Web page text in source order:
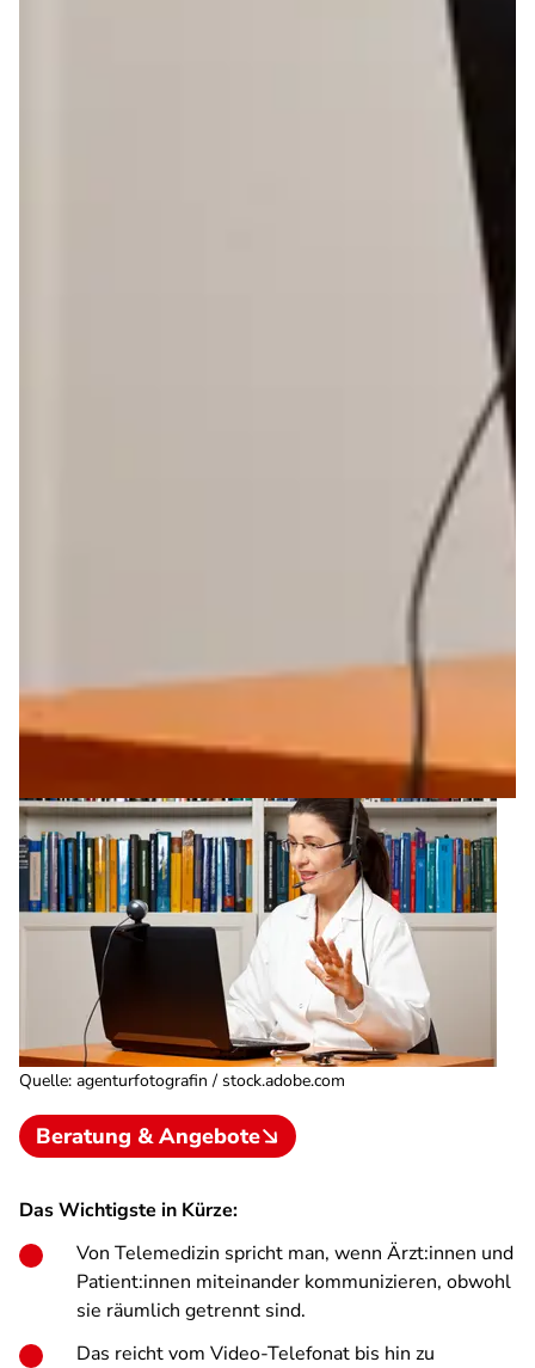
Quelle: agenturfotografin / stock.adobe.com
Beratung & Angebote
Das Wichtigste in Kürze:
Von Telemedizin spricht man, wenn Ärzt:innen und
Patient:innen miteinander kommunizieren, obwohl
sie räumlich getrennt sind.
Das reicht vom Video-Telefonat bis hin zu